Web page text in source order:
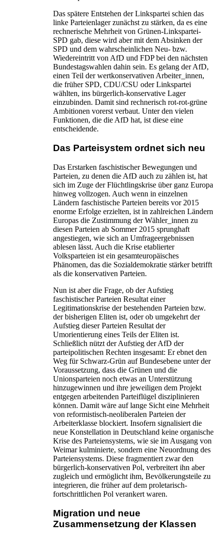
Das spätere Entstehen der Linkspartei schien das
linke Parteienlager zunächst zu stärken, da es eine
rechnerische Mehrheit von Grünen-Linkspartei-
SPD gab, diese wird aber mit dem Absinken der
SPD und dem wahrscheinlichen Neu- bzw.
Wiedereintritt von AfD und FDP bei den nächsten
Bundestagswahlen dahin sein. Es gelang der AfD,
einen Teil der wertkonservativen Arbeiter_innen,
die früher SPD, CDU/CSU oder Linkspartei
wählten, ins bürgerlich-konservative Lager
einzubinden. Damit sind rechnerisch rot-rot-grüne
Ambitionen vorerst verbaut. Unter den vielen
Funktionen, die die AfD hat, ist diese eine
entscheidende.
Das Parteisystem ordnet sich neu
Das Erstarken faschistischer Bewegungen und
Parteien, zu denen die AfD auch zu zählen ist, hat
sich im Zuge der Flüchtlingskrise über ganz Europa
hinweg vollzogen. Auch wenn in einzelnen
Ländern faschistische Parteien bereits vor 2015
enorme Erfolge erzielten, ist in zahlreichen Ländern
Europas die Zustimmung der Wähler_innen zu
diesen Parteien ab Sommer 2015 sprunghaft
angestiegen, wie sich an Umfrageergebnissen
ablesen lässt. Auch die Krise etablierter
Volksparteien ist ein gesamteuropäisches
Phänomen, das die Sozialdemokratie stärker betrifft
als die konservativen Parteien.
Nun ist aber die Frage, ob der Aufstieg
faschistischer Parteien Resultat einer
Legitimationskrise der bestehenden Parteien bzw.
der bisherigen Eliten ist, oder ob umgekehrt der
Aufstieg dieser Parteien Resultat der
Umorientierung eines Teils der Eliten ist.
Schließlich nützt der Aufstieg der AfD der
parteipolitischen Rechten insgesamt: Er ebnet den
Weg für Schwarz-Grün auf Bundesebene unter der
Voraussetzung, dass die Grünen und die
Unionsparteien noch etwas an Unterstützung
hinzugewinnen und ihre jeweiligen dem Projekt
entgegen arbeitenden Parteiflügel disziplinieren
können. Damit wäre auf lange Sicht eine Mehrheit
von reformistisch-neoliberalen Parteien der
Arbeiterklasse blockiert. Insofern signalisiert die
neue Konstellation in Deutschland keine organische
Krise des Parteiensystems, wie sie im Ausgang von
Weimar kulminierte, sondern eine Neuordnung des
Parteiensystems. Diese fragmentiert zwar den
bürgerlich-konservativen Pol, verbreitert ihn aber
zugleich und ermöglicht ihm, Bevölkerungsteile zu
integrieren, die früher auf dem proletarisch-
fortschrittlichen Pol verankert waren.
Migration und neue
Zusammensetzung der Klassen